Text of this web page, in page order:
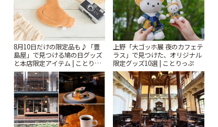
8月10日だけの限定品も♪「豊
島屋」で見つける鳩の日グッズ
と本店限定アイテム | ことりっ
ぷ
上野「大ゴッホ展 夜のカフェテ
ラス」で見つけた、オリジナル
限定グッズ10選 | ことりっぷ